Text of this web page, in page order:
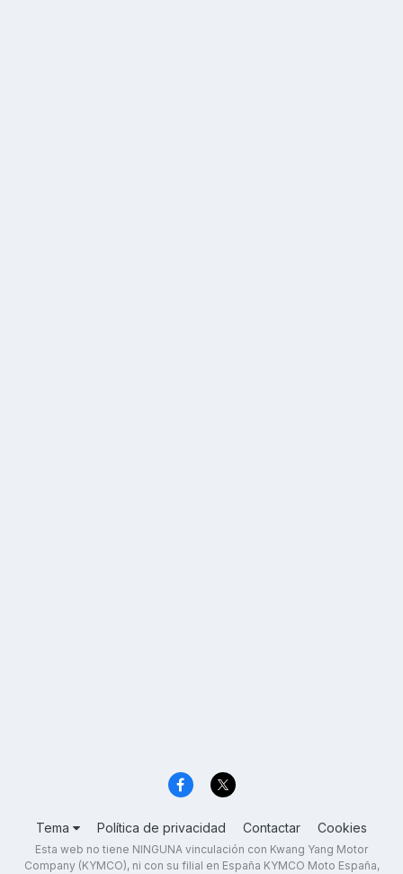
Tema Política de privacidad Contactar Cookies
Esta web no tiene NINGUNA vinculación con Kwang Yang Motor
Company (KYMCO), ni con su filial en España KYMCO Moto España,